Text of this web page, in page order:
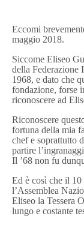
Eccomi
maggio 2018.
Siccome Eliseo
della Federazione
1968, e dato che
fondazione, forse
riconoscere ad
Riconoscere
fortuna della mia
chef e soprattutto
partire
Il ’68 non fu
Ed è così che il 10
l’Assemblea
Eliseo la Tessera
lungo e costante